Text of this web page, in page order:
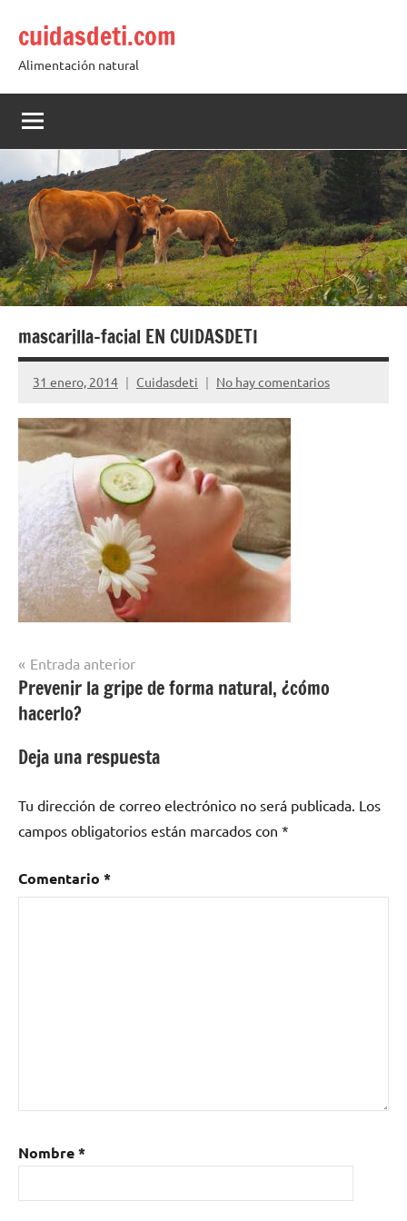
contenido
cuidasdeti.com
Alimentación natural
mascarilla-facial EN CUIDASDETI
31 enero, 2014 Cuidasdeti No hay comentarios
Navegación
de
entradas
Entrada anterior
Prevenir la gripe de forma natural, ¿cómo
hacerlo?
Deja una respuesta
Tu dirección de correo electrónico no será publicada. Los
campos obligatorios están marcados con *
Comentario *
Nombre*